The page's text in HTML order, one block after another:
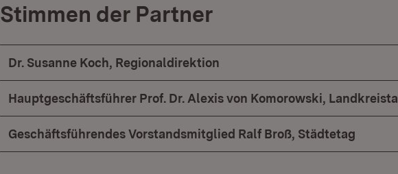
Stimmen der Partner
Dr. Susanne Koch, Regionaldirektion
Hauptgeschäftsführer Prof. Dr. Alexis von Komorowski,
Geschäftsführendes Vorstandsmitglied Ralf Broß, Städtetag